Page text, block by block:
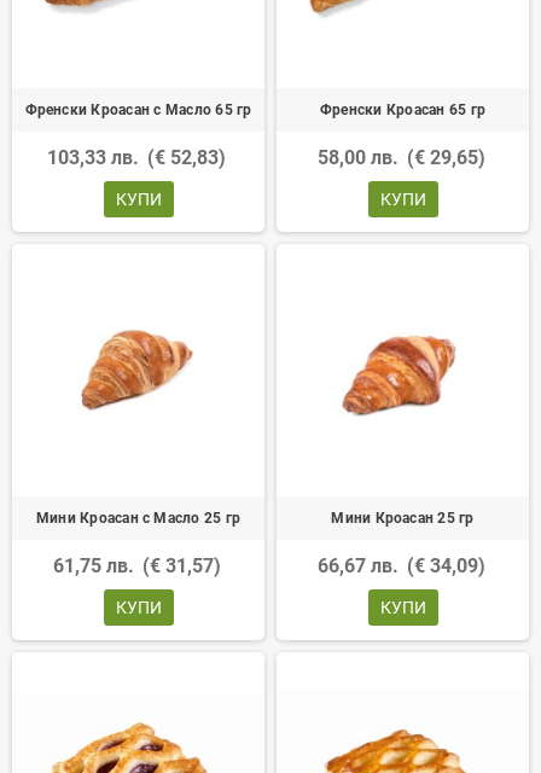
Френски Кроасан с Масло 65 гр
103,33 лв. (€ 52,83)
КУПИ
Френски Кроасан 65 гр
58,00 лв. (€ 29,65)
КУПИ
Мини Кроасан с Масло 25 гр
61,75 лв. (€ 31,57)
КУПИ
Мини Кроасан 25 гр
66,67 лв. (€ 34,09)
КУПИ